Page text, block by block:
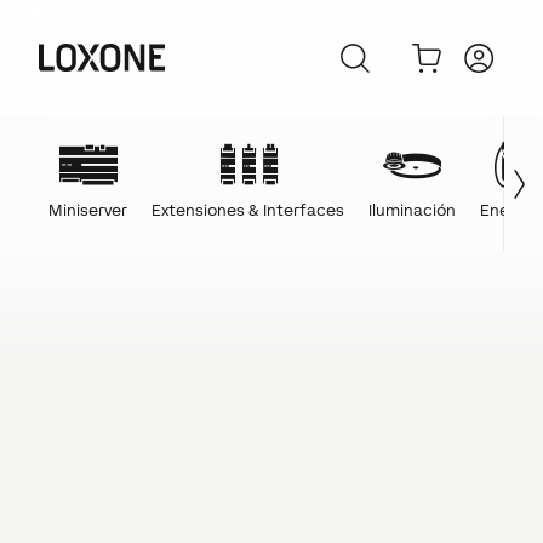
Miniserver Extensiones & Interfaces Iluminación Energía